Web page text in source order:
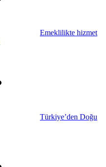
Emeklilikte hizmet
Türkiye’den Doğu